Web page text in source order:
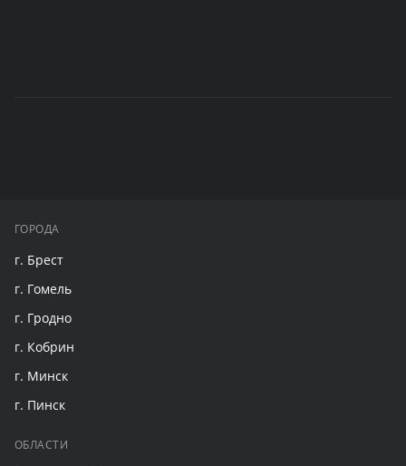
ГОРОДА
г. Брест
г. Гомель
г. Гродно
г. Кобрин
г. Минск
г. Пинск
ОБЛАСТИ